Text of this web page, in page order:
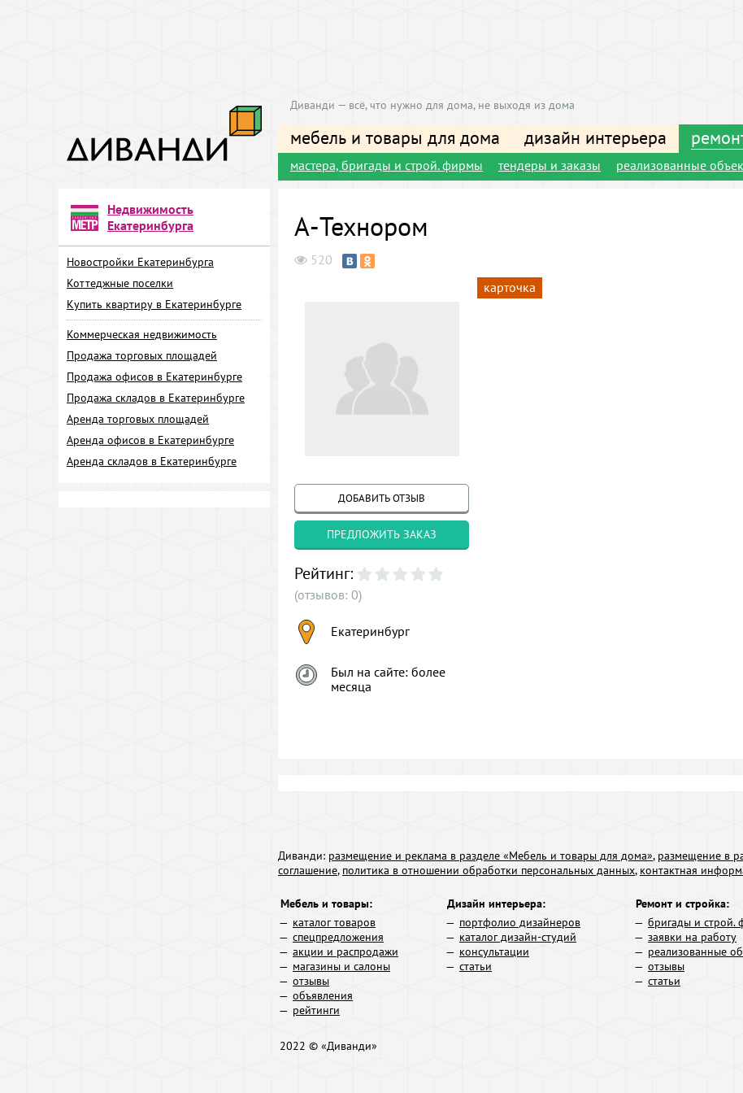
Диванди — всё, что нужно для дома, не выходя из дома
мебель и товары для дома дизайн интерьера
мастера, бригады и строй. фирмы тендеры и заказы реализованные
Недвижимость
Екатеринбурга
Новостройки Екатеринбурга
Коттеджные поселки
Купить квартиру в Екатеринбурге
Коммерческая недвижимость
Продажа торговых площадей
Продажа офисов в Екатеринбурге
Продажа складов в Екатеринбурге
Аренда торговых площадей
Аренда офисов в Екатеринбурге
Аренда складов в Екатеринбурге
А-Технором
520
ДОБАВИТЬ ОТЗЫВ
ПРЕДЛОЖИТЬ ЗАКАЗ
Рейтинг:
(отзывов: 0)
Екатеринбург
Был на сайте: более
месяца
карточка
Диванди: размещение и реклама в разделе «Мебель и товары для дома», размещение в
соглашение, политика в отношении обработки персональных данных, контактная
Мебель и товары:
каталог товаров
спецпредложения
акции и распродажи
магазины и салоны
отзывы
объявления
рейтинги
Дизайн интерьера:
портфолио дизайнеров
каталог дизайн-студий
консультации
статьи
Ремонт и стройка:
бригады и строй.
заявки на работу
реализованные
отзывы
статьи
2022 © «Диванди»